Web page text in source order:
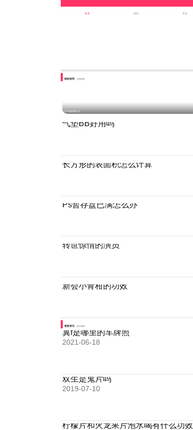
首页 数码 美食
精彩推荐 为您推荐
过年高速免费几天
气垫BB好用吗
长方形的表面积怎么计算
Ps暂存盘已满怎么办
转世惊情的演员
新会小青柑的功效
最新资讯 实时更新
冀f是哪里的车牌照
2021-06-18
双生是鬼片吗
2019-07-10
柠檬片和火龙果片泡水喝有什么功效